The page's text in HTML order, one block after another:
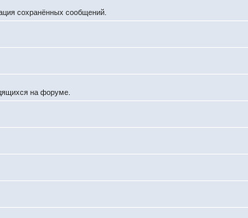
сохранённых сообщений.
на форуме.